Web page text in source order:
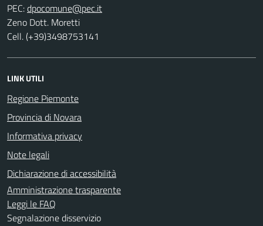
PEC:
Zeno Dott. Moretti
Cell. (+39)3498753141
LINK UTILI
Regione Piemonte
Provincia di Novara
Informativa privacy
Note legali
Dichiarazione di accessibilità
Amministrazione trasparente
Leggi le FAQ
Segnalazione disservizio